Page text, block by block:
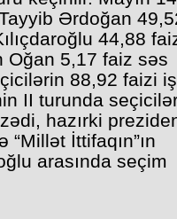
Ərdoğan
44,88
Oğan 5,17 faiz səs
88,92 faizi
II turunda
hazırki
İttifaqın”ın
arasında seçim